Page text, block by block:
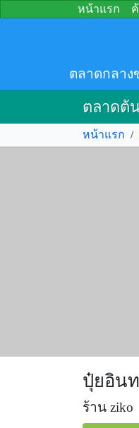
หน้าแรก
ตลาดกลาง
ตลาดต้
หน้าแรก /
ปุ๋ยอิน
ร้าน ziko